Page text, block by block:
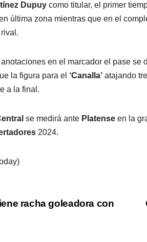
Dupuy como titular, el primer
última zona mientras que en el
en el marcador el pase se
la figura para el ‘Canalla’ atajando
a la final.
se medirá ante Platense en la
2024.
racha goleadora con